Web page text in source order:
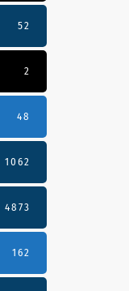
52
2
48
1062
4873
162